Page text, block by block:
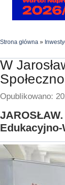
Strona główna »
W
Opublikowano: